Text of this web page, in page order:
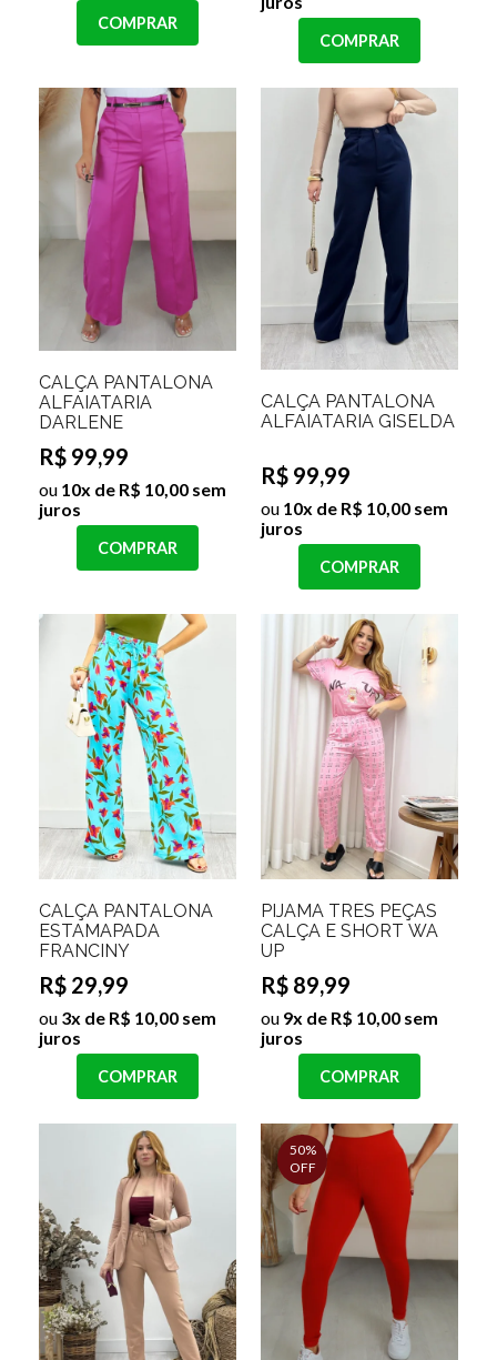
COMPRAR
COMPRAR
CALÇA PANTALONA
ALFAIATARIA
DARLENE
R$ 99,99
ou 10x de R$ 10,00 sem
juros
COMPRAR
CALÇA PANTALONA
ALFAIATARIA GISELDA
R$ 99,99
ou 10x de R$ 10,00 sem
juros
COMPRAR
CALÇA PANTALONA
ESTAMAPADA
FRANCINY
R$ 29,99
ou 3x de R$ 10,00 sem
juros
COMPRAR
PIJAMA TRÊS PEÇAS
CALÇA E SHORT WA
UP
R$ 89,99
ou 9x de R$ 10,00 sem
juros
COMPRAR
50%
OFF